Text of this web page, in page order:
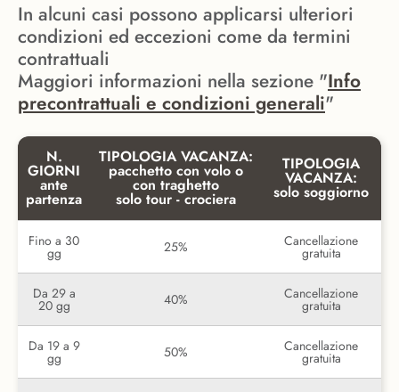
In alcuni casi possono applicarsi ulteriori
condizioni ed eccezioni come da termini
contrattuali
Maggiori informazioni nella sezione "Info
precontrattuali e condizioni generali"
N.
GIORNI
ante
partenza
TIPOLOGIA VACANZA:
pacchetto con volo o
con traghetto
solo tour - crociera
TIPOLOGIA
VACANZA:
solo soggiorno
Fino a 30
gg 25% Cancellazione
gratuita
Da 29 a
20 gg 40% Cancellazione
gratuita
Da 19 a 9
gg 50% Cancellazione
gratuita